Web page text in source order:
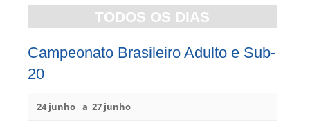
ã
o
o
TODOS OS DIAS
Campeonato Brasileiro Adulto e Sub-
20
24 junho a 27 junho